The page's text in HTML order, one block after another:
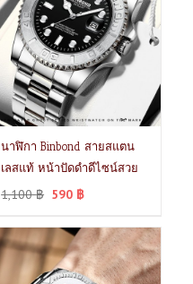
นาฬิกา Binbond สายสแตน
เลสแท้ หน้าปัดดำดีไซน์สวย
1,100฿ 590 ฿